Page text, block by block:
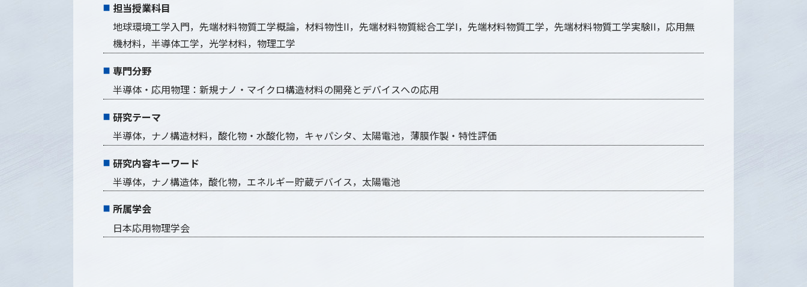
担当授業科目
地球環境工学入門，先端材料物質工学概論，材料物性II，先端材料物質総合工学I，先端材料物質工学，先端材料物質工学実験II，応用無
機材料，半導体工学，光学材料，物理工学
専門分野
半導体・応用物理：新規ナノ・マイクロ構造材料の開発とデバイスへの応用
研究テーマ
半導体，ナノ構造材料，酸化物・水酸化物，キャパシタ、太陽電池，薄膜作製・特性評価
研究内容キーワード
半導体，ナノ構造体，酸化物，エネルギー貯蔵デバイス，太陽電池
所属学会
日本応用物理学会